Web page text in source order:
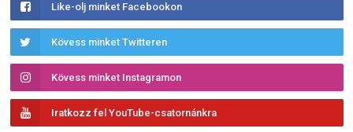
Like-olj minket Facebookon
Kövess minket Twitteren
Kövess minket Instagramon
Iratkozz fel YouTube-csatornánkra